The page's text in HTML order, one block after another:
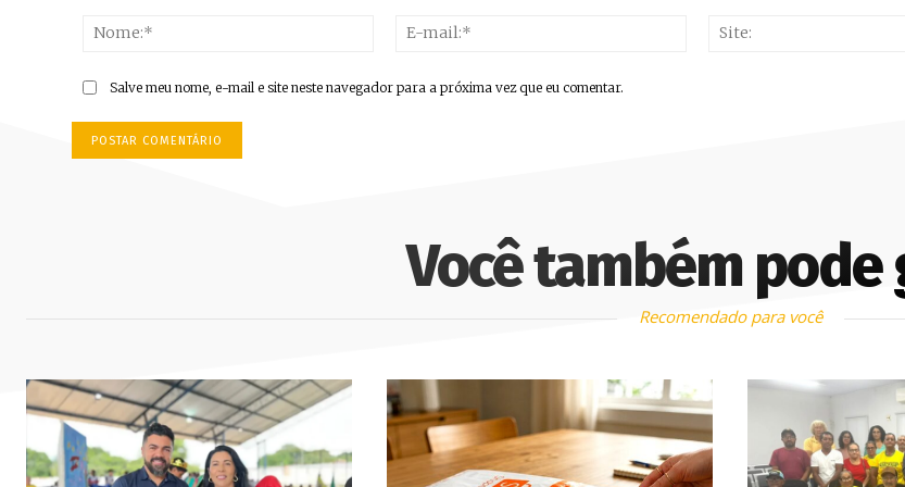
Nome:*
Salve meu nome, e-mail e site neste navegador para a próxima vez que eu comentar.
Você também pode
Recomendado para você